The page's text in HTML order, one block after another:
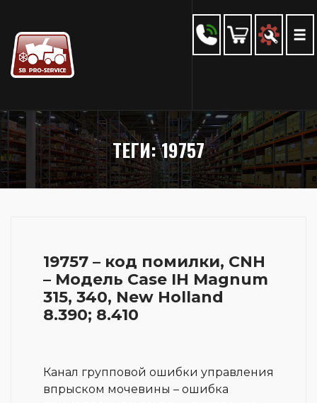
ТЕГИ: 19757
19757 – код помилки, CNH
– Модель Case IH Magnum
315, 340, New Holland
8.390; 8.410
Канал групповой ошибки управления
впрыском мочевины – ошибка